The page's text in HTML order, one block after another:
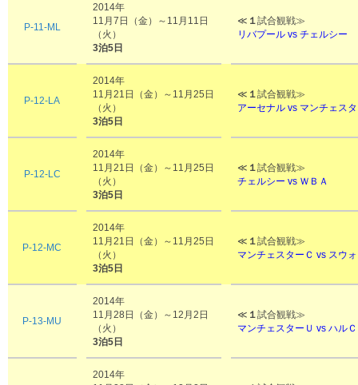
P-11-ML
2014年
11月7日（金）～11月11日
（火）
3泊5日
≪ １試合観戦≫
リバプール vs チェルシー
P-12-LA
2014年
11月21日（金）～11月25日
（火）
3泊5日
≪ １試合観戦≫
アーセナル vs マンチェス
P-12-LC
2014年
11月21日（金）～11月25日
（火）
3泊5日
≪ １試合観戦≫
チェルシー vs ＷＢＡ
P-12-MC
2014年
11月21日（金）～11月25日
（火）
3泊5日
≪ １試合観戦≫
マンチェスターＣ vs スウ
P-13-MU
2014年
11月28日（金）～12月2日
（火）
3泊5日
≪ １試合観戦≫
マンチェスターＵ vs ハルＣ
2014年